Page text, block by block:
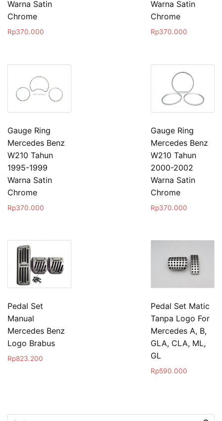
Warna Satin
Chrome
Rp370.000
Warna Satin
Chrome
Rp370.000
Gauge Ring
Mercedes Benz
W210 Tahun
1995-1999
Warna Satin
Chrome
Rp370.000
Gauge Ring
Mercedes Benz
W210 Tahun
2000-2002
Warna Satin
Chrome
Rp370.000
Pedal Set
Manual
Mercedes Benz
Logo Brabus
Rp823.200
Pedal Set Matic
Tanpa Logo For
Mercedes A, B,
GLA, CLA, ML,
GL
Rp590.000
Cari